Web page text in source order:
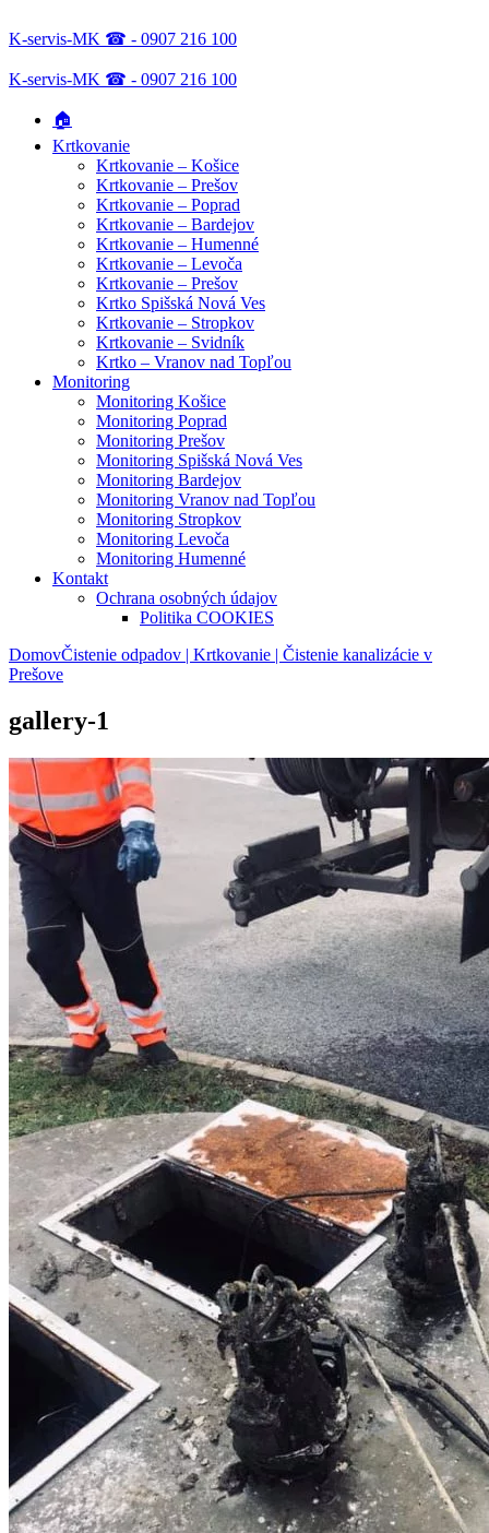
K-servis-MK ☎ - 0907 216 100
K-servis-MK ☎ - 0907 216 100
🏠
Krtkovanie
Krtkovanie – Košice
Krtkovanie – Prešov
Krtkovanie – Poprad
Krtkovanie – Bardejov
Krtkovanie – Humenné
Krtkovanie – Levoča
Krtkovanie – Prešov
Krtko Spišská Nová Ves
Krtkovanie – Stropkov
Krtkovanie – Svidník
Krtko – Vranov nad Topľou
Monitoring
Monitoring Košice
Monitoring Poprad
Monitoring Prešov
Monitoring Spišská Nová Ves
Monitoring Bardejov
Monitoring Vranov nad Topľou
Monitoring Stropkov
Monitoring Levoča
Monitoring Humenné
Kontakt
Ochrana osobných údajov
Politika COOKIES
DomovČistenie odpadov | Krtkovanie | Čistenie kanalizácie v
Prešove
gallery-1